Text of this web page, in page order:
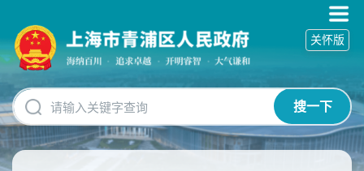
碍
操
明
跳
转
到
搜一下
关怀版